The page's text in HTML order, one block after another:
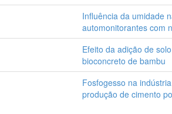
Influência da umidade
automonitorantes com
Efeito da adição de
bioconcreto de bambu
Fosfogesso na
produção de cimento